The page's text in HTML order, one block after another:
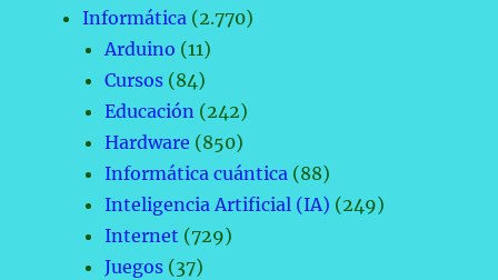
Informática (2.770)
Arduino (11)
Cursos (84)
Educación (242)
Hardware (850)
Informática cuántica (88)
Inteligencia Artificial (IA) (249)
Internet (729)
Juegos (37)